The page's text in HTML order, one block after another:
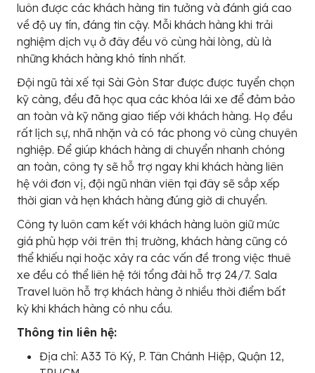
luôn được các khách hàng tin tưởng và đánh giá cao
về độ uy tín, đáng tin cậy. Mỗi khách hàng khi trải
nghiệm dịch vụ ở đây đều vô cùng hài lòng, dù là
những khách hàng khó tính nhất.
Đội ngũ tài xế tại Sài Gòn Star được được tuyển chọn
kỹ càng, đều đã học qua các khóa lái xe để đảm bảo
an toàn và kỹ năng giao tiếp với khách hàng. Họ đều
rất lịch sự, nhã nhặn và có tác phong vô cùng chuyên
nghiệp. Để giúp khách hàng di chuyển nhanh chóng
an toàn, công ty sẽ hỗ trợ ngay khi khách hàng liên
hệ với đơn vị, đội ngũ nhân viên tại đây sẽ sắp xếp
thời gian và hẹn khách hàng đúng giờ di chuyển.
Công ty luôn cam kết với khách hàng luôn giữ mức
giá phù hợp với trên thị trường, khách hàng cũng có
thể khiếu nại hoặc xảy ra các vấn đề trong việc thuê
xe đều có thể liên hệ tới tổng đài hỗ trợ 24/7. Sala
Travel luôn hỗ trợ khách hàng ở nhiều thời điểm bất
kỳ khi khách hàng có nhu cầu.
Thông tin liên hệ:
Địa chỉ: A33 Tô Ký, P. Tân Chánh Hiệp, Quận 12,